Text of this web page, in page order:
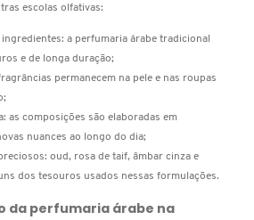
escolas olfativas:
a perfumaria árabe tradicional
e de longa duração;
permanecem na pele e nas roupas
as composições são elaboradas em
nuances ao longo do dia;
oud, rosa de taif, âmbar cinza e
dos tesouros usados nessas formulações.
da perfumaria árabe na